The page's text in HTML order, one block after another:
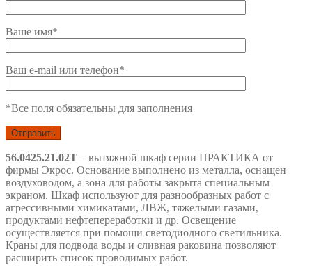
Ваше имя*
Ваш e-mail или телефон*
*Все поля обязательны для заполнения
56.0425.21.02Т – вытяжной шкаф серии ПРАКТИКА от
фирмы Экрос. Основание выполнено из металла, оснащен
воздуховодом, а зона для работы закрыта специальным
экраном. Шкаф используют для разнообразных работ с
агрессивными химикатами, ЛВЖ, тяжелыми газами,
продуктами нефтепереработки и др. Освещение
осуществляется при помощи светодиодного светильника.
Краны для подвода воды и сливная раковина позволяют
расширить список проводимых работ.